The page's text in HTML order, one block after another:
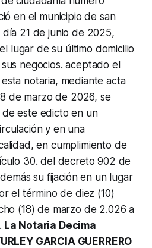
en el municipio de san
21 de junio de 2025,
lugar de su último domicilio
negocios. aceptado el
notaria, mediante acta
de marzo de 2026, se
este edicto en un
y en una
en cumplimiento de
30. del decreto 902 de
su fijación en un lugar
el término de diez (10)
(18) de marzo de 2.026 a
La Notaria Decima
GARCIA GUERRERO